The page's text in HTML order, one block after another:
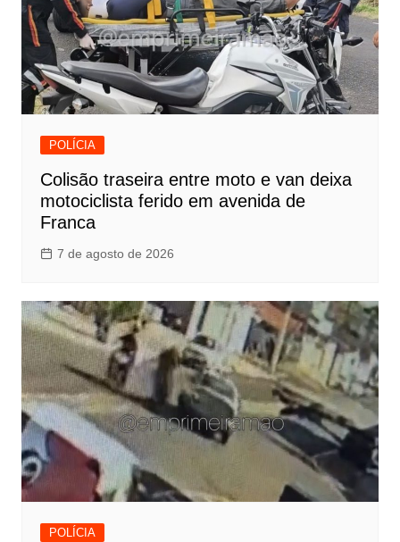
POLÍCIA
Colisão traseira entre moto e van deixa
motociclista ferido em avenida de
Franca
7 de agosto de 2026
POLÍCIA